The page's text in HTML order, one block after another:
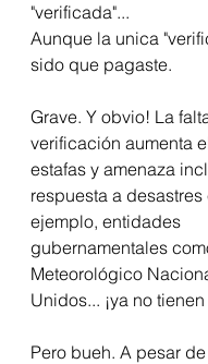
"verificada"...
Aunque la unica
sido que pagaste.
Grave. Y obvio! La
verificación aumenta
estafas y amenaza
respuesta a desastres
ejemplo, entidades
gubernamentales
Meteorológico
Unidos... ¡ya no
Pero bueh. A pesar